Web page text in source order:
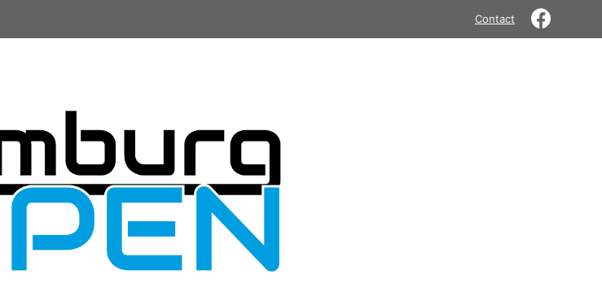
Contact